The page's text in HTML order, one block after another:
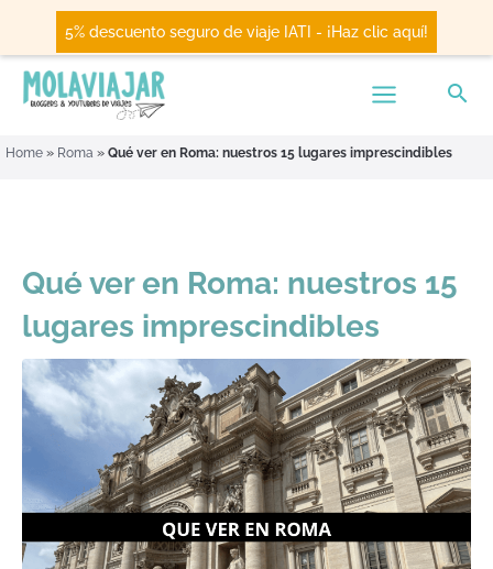
5% descuento seguro de viaje IATI - ¡Haz clic aquí!
Home » Roma » Qué ver en Roma: nuestros 15 lugares imprescindibles
Qué ver en Roma: nuestros 15
lugares imprescindibles